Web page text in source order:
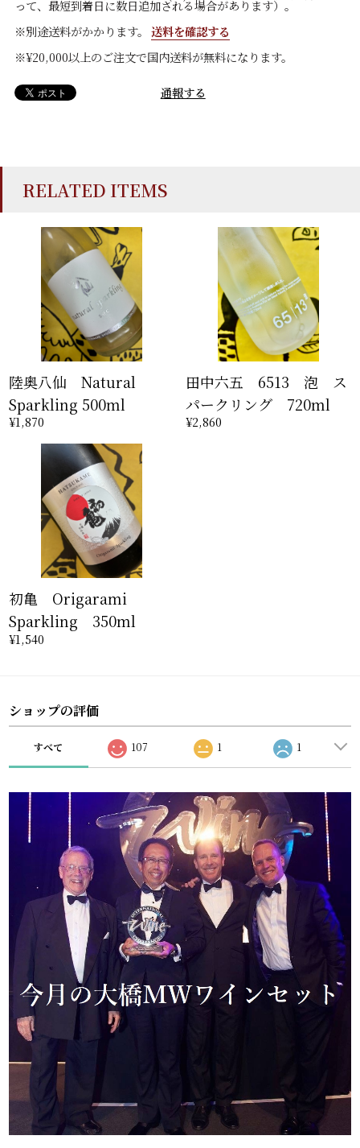
って、最短到着日に数日追加される場合があります）。
※別途送料がかかります。 送料を確認する
※¥20,000以上のご注文で国内送料が無料になります。
通報する
RELATED ITEMS
陸奥八仙 Natural
Sparkling 500ml
¥1,870
田中六五 6513 泡 ス
パークリング 720ml
¥2,860
初亀 Origarami
Sparkling 350ml
¥1,540
ショップの評価
すべて 107 1 1